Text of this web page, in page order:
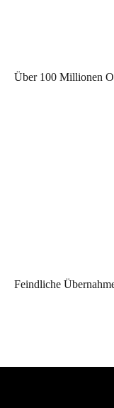
Über 100 Millionen
Feindliche